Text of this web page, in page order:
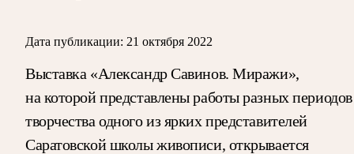
Дата публикации: 21 октября 2022
Выставка «Александр Савинов. Миражи»,
на которой представлены работы разных периодов
творчества одного из ярких представителей
Саратовской школы живописи, открывается